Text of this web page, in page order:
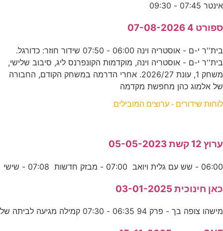
אינטר 07:45 - 09:30
ספורט 4 07-08-2026
בית''ר י-ם - אוסטריה וינה 06:00 - 07:50 שידור חוזר: כדורגל.
בית''ר י-ם - אוסטריה וינה, מוקדמות הקונפרנס ליג, סיבוב שלישי,
משחק 1, עונת 2026/27. אחרי הדרמה במשחק הקודם, החבורה
של אלמוג כהן מחפשת מקדמה
לוחות שידורים - ערוצים המובילים
ערוץ 12 קשת 05-05-2023
06:00 - שש עם גלית ויואב 07:00 - מבזק חדשות 07:08 - שישי
כאן חינוכית 03-01-2025
מישהו צופה בך - פרק 94 06:35 - 07:30 קמילה מגיעה לביתה של